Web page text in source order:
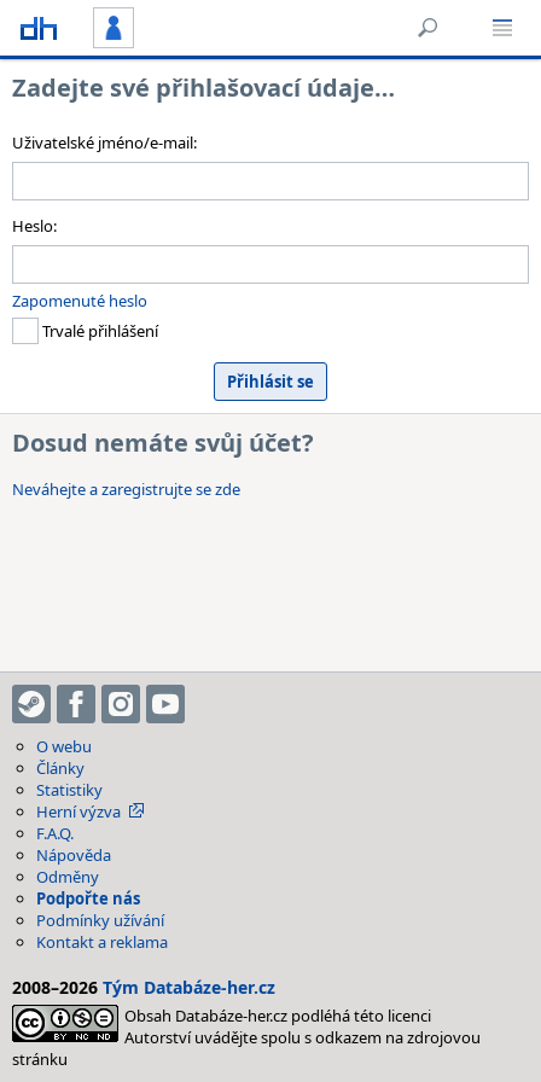
Zadejte své přihlašovací údaje…
Uživatelské jméno/e-mail:
Heslo:
Zapomenuté heslo
Trvalé přihlášení
Dosud nemáte svůj účet?
Neváhejte a zaregistrujte se zde
O webu
Články
Statistiky
Herní výzva
F.A.Q.
Nápověda
Odměny
Podpořte nás
Podmínky užívání
Kontakt a reklama
2008–2026 Tým Databáze-her.cz
Obsah Databáze-her.cz podléhá této licenci
Autorství uvádějte spolu s odkazem na zdrojovou
stránku